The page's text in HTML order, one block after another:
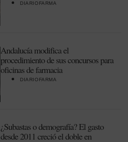
DIARIOFARMA
Andalucía modifica el
procedimiento de sus concursos para
oficinas de farmacia
DIARIOFARMA
¿Subastas o demografía? El gasto
desde 2011 creció el doble en